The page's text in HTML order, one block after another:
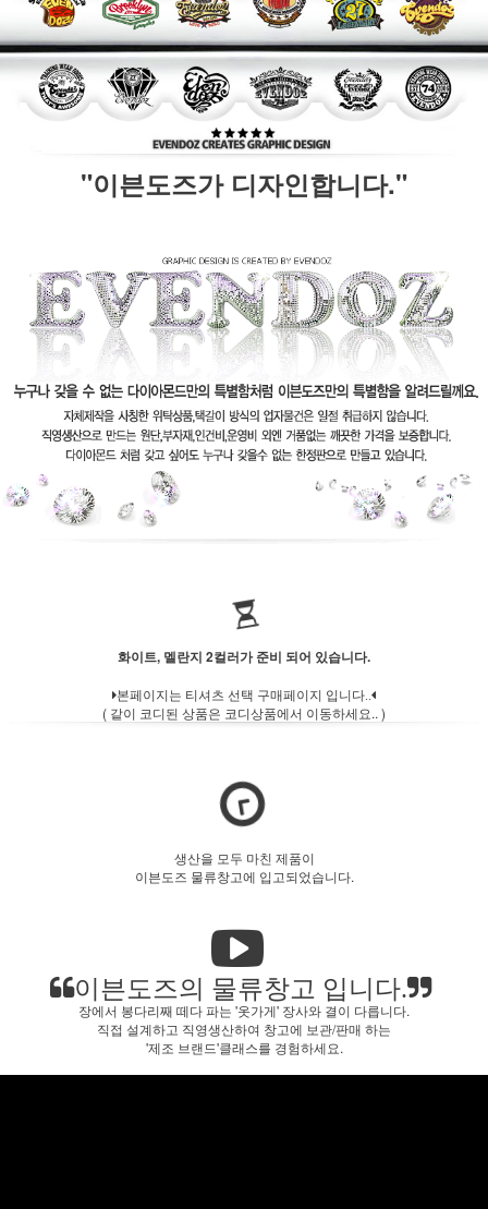
"이븐도즈가 디자인합니다."
화이트, 멜란지 2컬러가 준비 되어 있습니다.
본페이지는 티셔츠 선택 구매페이지 입니다..
( 같이 코디된 상품은 코디상품에서 이동하세요.. )
생산을 모두 마친 제품이
이븐도즈 물류창고에 입고되었습니다.
이븐도즈의 물류창고 입니다.
장에서 봉다리째 떼다 파는 '옷가게' 장사와 결이 다릅니다.
직접 설계하고 직영생산하여 창고에 보관/판매 하는
'제조 브랜드'클래스를 경험하세요.